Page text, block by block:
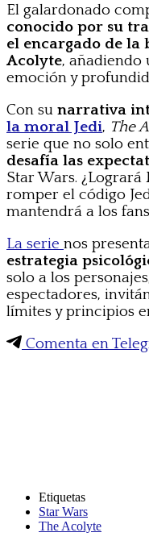
El galardonado
conocido por su
el encargado de la
Acolyte, añadiendo
emoción y
Con su narrativa
la moral Jedi, The
serie que no solo
desafía las
Star Wars.
romper el código
mantendrá a los
La serie nos
estrategia
solo a los
espectadores,
límites y principios
Comenta en
Etiquetas
Star Wars
The Acolyte